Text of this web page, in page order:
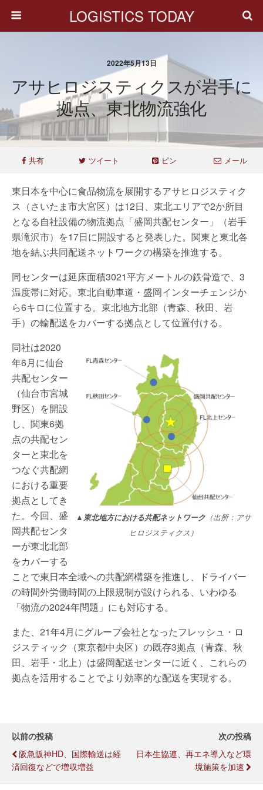
LOGISTICS TODAY
2022年5月13日
アサヒロジスティクスが岩手に
拠点、東北物流強化
共有 ツイート ピン メール
東日本を中心に食品物流を展開するアサヒロジスティク
ス（さいたま市大宮区）は12日、東北エリアで2か所目
となる自社設備の物流拠点「盛岡共配センター」（岩手
県滝沢市）を17日に開設すると発表した。関東と東北各
地を結ぶ共同配送ネットワークの構築を推進する。
同センターは延床面積3021平方メートルの鉄骨造で、3
温度帯に対応。東北自動車道・盛岡インターチェンジか
ら6キロに位置する。東北地方北部（青森、秋田、岩
手）の輸配送をカバーする拠点として位置付ける。
▲東北地方における共配ネットワーク（出所：アサ
ヒロジスティクス）
同社は2020
年6月に仙台
共配センター
（仙台市宮城
野区）を開設
し、関東6拠
点の共配セン
ターと東北を
つなぐ共配網
における重要
拠点としてき
た。今回、盛
岡共配センタ
ーが東北北部
をカバーする
ことで東日本全域への共配網構築を推進し、ドライバー
の時間外労働時間の上限規制が設けられる、いわゆる
「物流の2024年問題」にも対応する。
また、21年4月にグループ会社となったフレッシュ・ロ
ジスティック（東京都中央区）の既存3拠点（青森、秋
田、岩手・北上）は盛岡配送センターに近く、これらの
拠点を活用することでより効率的な配送を実現する。
以前の投稿
阪急阪神HD、国際輸送は経
済回復などで増収増益
次の投稿
日本生協連、再エネ導入など環
境施策を加速